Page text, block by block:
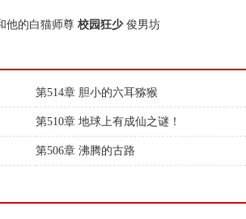
他的白猫师尊 校园狂少 俊男坊
第514章 胆小的六耳猕猴
第510章 地球上有成仙之谜！
第506章 沸腾的古路